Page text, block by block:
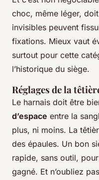
choc, même léger,
invisibles peuvent
fixations. Mieux vaut
surtout pour cette
l’historique du siège.
Réglages de la
Le harnais doit être
d’espace entre la
plus, ni moins. La
des épaules. Un bon
rapide, sans outil,
gagné. Et n’oubliez